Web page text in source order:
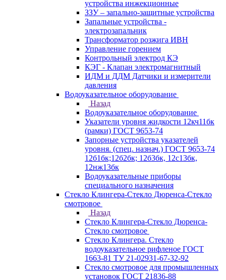
устройства инжекционные
ЗЗУ – запально-защитные устройства
Запальные устройства -
электрозапальник
Трансформатор розжига ИВН
Управление горением
Контрольный электрод КЭ
КЭГ - Клапан электромагнитный
ИДМ и ДДМ Датчики и измерители
давления
Водоуказательное оборудование
Назад
Водоуказательное оборудование
Указатели уровня жидкости 12кч11бк
(рамки) ГОСТ 9653-74
Запорные устройства указателей
уровня. (спец. назнач.) ГОСТ 9653-74
12б1бк;12б2бк; 12б3бк, 12с13бк,
12нж13бк
Водоуказательные приборы
специального назначения
Стекло Клингера-Стекло Дюренса-Стекло
смотровое
Назад
Стекло Клингера-Стекло Дюренса-
Стекло смотровое
Стекло Клингера. Стекло
водоуказательное рифленое ГОСТ
1663-81 ТУ 21-02931-67-32-92
Стекло смотровое для промышленных
установок ГОСТ 21836-88